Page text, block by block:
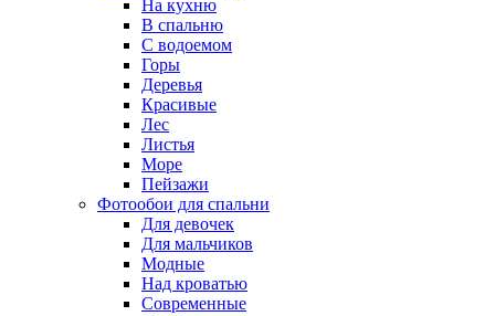
На кухню
В спальню
С водоемом
Горы
Деревья
Красивые
Лес
Листья
Море
Пейзажи
Фотообои для спальни
Для девочек
Для мальчиков
Модные
Над кроватью
Современные